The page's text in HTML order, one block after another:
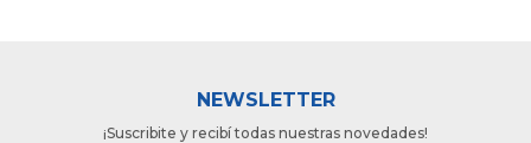
NEWSLETTER
¡Suscribite y recibí todas nuestras novedades!